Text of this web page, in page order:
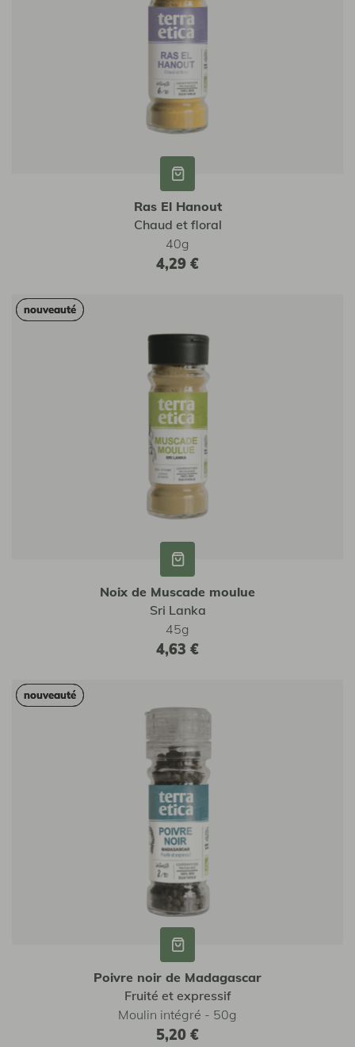
Ras El Hanout
Chaud et floral
40g
4,29 €
nouveauté
nouveauté
Noix de Muscade moulue
Sri Lanka
45g
4,63 €
nouveauté
nouveauté
Poivre noir de Madagascar
Fruité et expressif
Moulin intégré - 50g
5,20 €